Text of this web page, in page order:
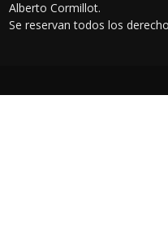
Alberto Cormillot.
Se reservan todos los